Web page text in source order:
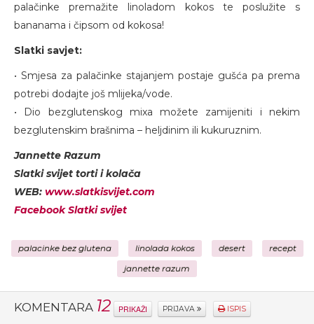
palačinke premažite linoladom kokos te poslužite s
bananama i čipsom od kokosa!
Slatki savjet:
• Smjesa za palačinke stajanjem postaje gušća pa prema
potrebi dodajte još mlijeka/vode.
• Dio bezglutenskog mixa možete zamijeniti i nekim
bezglutenskim brašnima – heljdinim ili kukuruznim.
Jannette Razum
Slatki svijet torti i kolača
WEB: www.slatkisvijet.com
Facebook Slatki svijet
palacinke bez glutena linolada kokos desert recept
jannette razum
KOMENTARA 12 PRIKAŽI PRIJAVA ISPIS